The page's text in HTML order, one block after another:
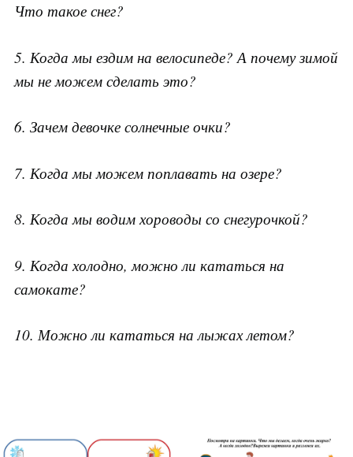
Что такое снег?
5. Когда мы ездим на велосипеде? А почему зимой
мы не можем сделать это?
6. Зачем девочке солнечные очки?
7. Когда мы можем поплавать на озере?
8. Когда мы водим хороводы со снегурочкой?
9. Когда холодно, можно ли кататься на
самокате?
10. Можно ли кататься на лыжах летом?